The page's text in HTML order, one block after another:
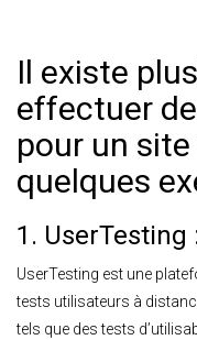
Il existe
effectuer
pour un
quelques
1. UserTesting
UserTesting est une
tests utilisateurs à
tels que des tests